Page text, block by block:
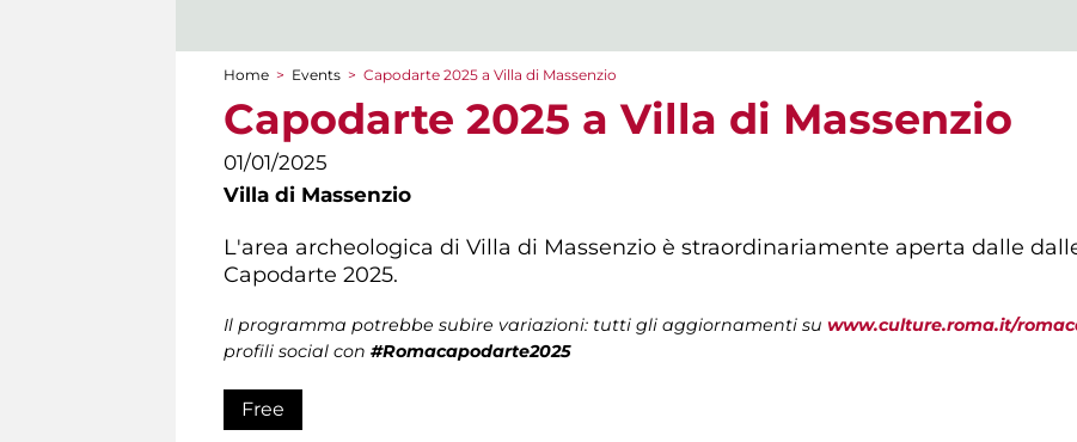
You are here
Home > Events > Capodarte 2025 a Villa di Massenzio
Capodarte 2025 a Villa di Massenzio
01/01/2025
Villa di Massenzio
L'area archeologica di Villa di Massenzio è straordinariamente aperta dalle dalle
Capodarte 2025.
Il programma potrebbe subire variazioni: tutti gli aggiornamenti su www.culture.roma.it/
profili social con #Romacapodarte2025
Free